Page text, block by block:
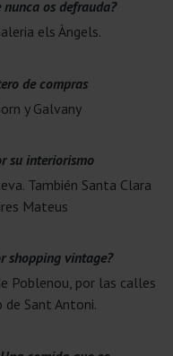
os defrauda?
els Àngels.
de compras
y Galvany
su interiorismo
También Santa Clara
Mateus
shopping vintage?
Poblenou, por las calles
de Sant Antoni.